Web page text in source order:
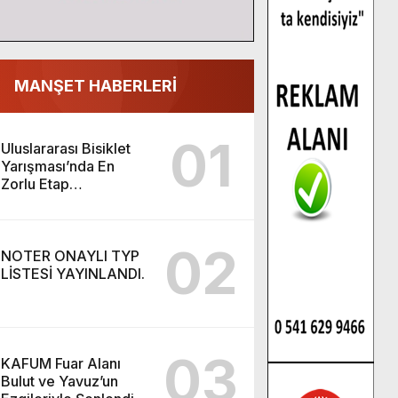
MANŞET HABERLERİ
Uluslararası Bisiklet
Yarışması’nda En
Zorlu Etap
01
NOTER ONAYLI TYP
LİSTESİ YAYINLANDI.
02
KAFUM Fuar Alanı
Bulut ve Yavuz’un
03